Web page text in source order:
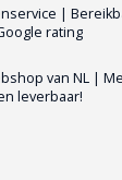
|
rating
van NL |
leverbaar!